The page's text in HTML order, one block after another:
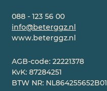
088 - 123 56 00
info@beterggz.nl
www.beterggz.nl
AGB-code: 22221378
KvK: 87284251
BTW NR: NL864255652B01